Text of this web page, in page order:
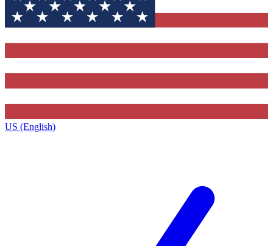
US (English)